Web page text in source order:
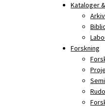
Kataloger
Forskning